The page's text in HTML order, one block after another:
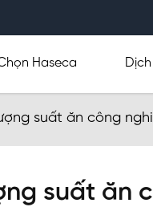
Haseca
suất ăn công
suất ăn